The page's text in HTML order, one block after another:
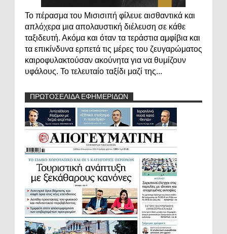
Το πέρασμα του Μισισιπή φίλευε αισθαντικά και
απλόχερα μια απολαυστική διέλευση σε κάθε
ταξιδευτή. Ακόμα και όταν τα τεράστια αμφίβια και
τα επικίνδυνα ερπετά τις μέρες του ζευγαρώματος
καιροφυλακτούσαν ακούνητα για να θυμίζουν
υφάλους. Το τελευταίο ταξίδι μαζί της...
ΠΡΩΤΟΣΕΛΙΔΑ ΕΦΗΜΕΡΙΔΩΝ